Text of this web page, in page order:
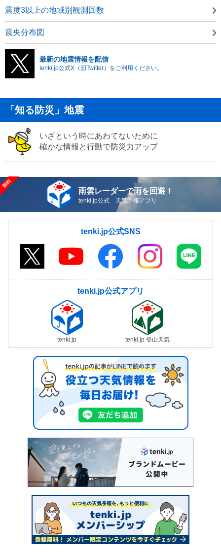
震度3以上の地域別観測回数
震央分布図
最新の地震情報を配信
tenki.jp公式X（旧Twitter）をご利用ください。
「知る防災」地震
いざという時にあわてないために
確かな情報と行動で防災力アップ
雨雲レーダーで雨を回避！
tenki.jp公式 天気予報アプリ
tenki.jp公式SNS
tenki.jp公式アプリ
tenki.jp tenki.jp 登山天気